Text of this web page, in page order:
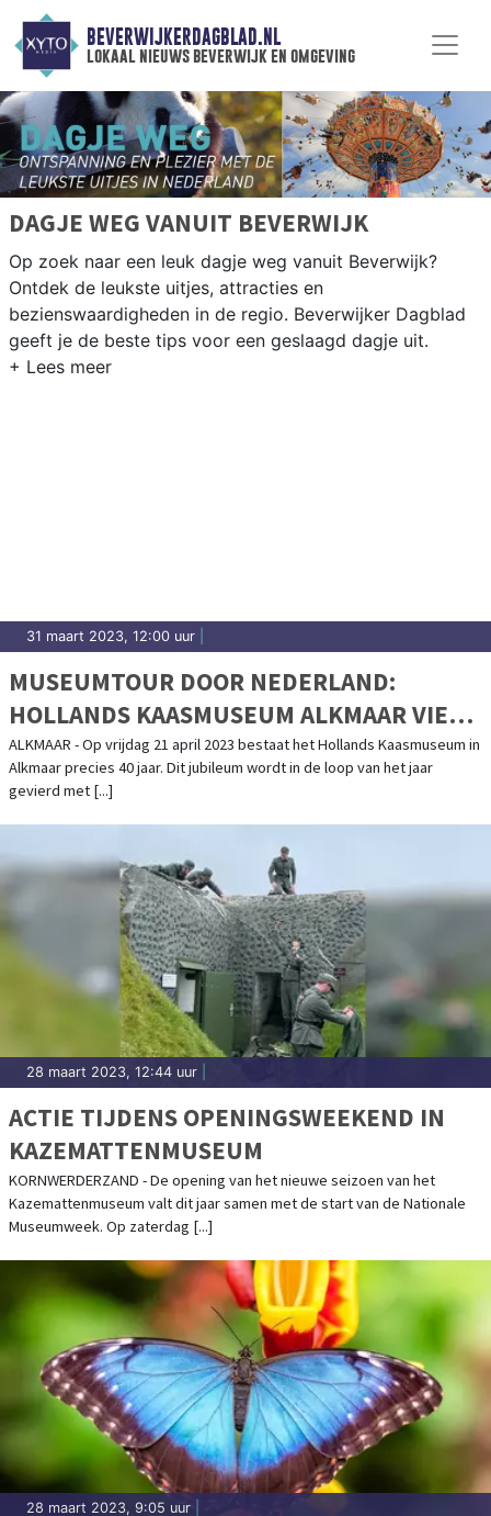
BEVERWIJKERDAGBLAD.NL
lokaal nieuws beverwijk en omgeving
DAGJE WEG VANUIT BEVERWIJK
Op zoek naar een leuk dagje weg vanuit Beverwijk?
Ontdek de leukste uitjes, attracties en
bezienswaardigheden in de regio. Beverwijker Dagblad
geeft je de beste tips voor een geslaagd dagje uit.
31 maart 2023, 12:00 uur
MUSEUMTOUR DOOR NEDERLAND:
HOLLANDS KAASMUSEUM ALKMAAR VIERT
40-JARIG JUBILEUM
ALKMAAR - Op vrijdag 21 april 2023 bestaat het Hollands Kaasmuseum in
Alkmaar precies 40 jaar. Dit jubileum wordt in de loop van het jaar
gevierd met [...]
28 maart 2023, 12:44 uur
ACTIE TIJDENS OPENINGSWEEKEND IN
KAZEMATTENMUSEUM
KORNWERDERZAND - De opening van het nieuwe seizoen van het
Kazemattenmuseum valt dit jaar samen met de start van de Nationale
Museumweek. Op zaterdag [...]
28 maart 2023, 9:05 uur